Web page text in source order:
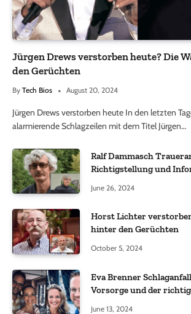
Jürgen Drews verstorben heute? Die
den Gerüchten
By Tech Bios August 20, 2024
Jürgen Drews verstorben heute In den letzten
alarmierende Schlagzeilen mit dem Titel Jürgen…
Ralf Dammasch
Richtigstellung und
June 26, 2024
Horst Lichter
hinter den Gerüchten
October 5, 2024
Eva Brenner
Vorsorge und der
June 13, 2024